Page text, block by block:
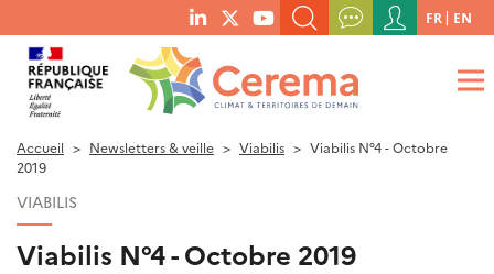
menu
social
links
RECHERCHER UN MOT-CLÉ, UNE PUBLICATION, ETC.
QUE RECHERCHEZ-VOUS ?
Menu
du
compte
de
FR EN
Accueil Newsletters & veille Viabilis
Viabilis N°4 - Octobre
2019
VIABILIS
Viabilis N°4 - Octobre 2019